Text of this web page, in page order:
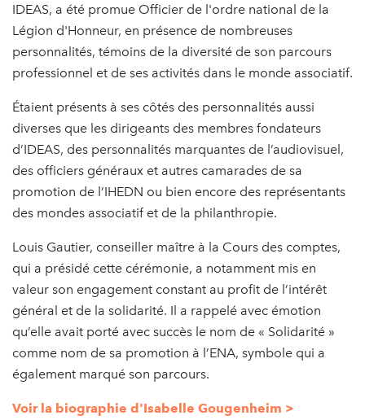
IDEAS, a été promue Officier de l'ordre national de la
Légion d'Honneur, en présence de nombreuses
personnalités, témoins de la diversité de son parcours
professionnel et de ses activités dans le monde associatif.
Étaient présents à ses côtés des personnalités aussi
diverses que les dirigeants des membres fondateurs
d’IDEAS, des personnalités marquantes de l’audiovisuel,
des officiers généraux et autres camarades de sa
promotion de l’IHEDN ou bien encore des représentants
des mondes associatif et de la philanthropie.
Louis Gautier, conseiller maître à la Cours des comptes,
qui a présidé cette cérémonie, a notamment mis en
valeur son engagement constant au profit de l’intérêt
général et de la solidarité. Il a rappelé avec émotion
qu’elle avait porté avec succès le nom de « Solidarité »
comme nom de sa promotion à l’ENA, symbole qui a
également marqué son parcours.
Voir la biographie d'Isabelle Gougenheim >